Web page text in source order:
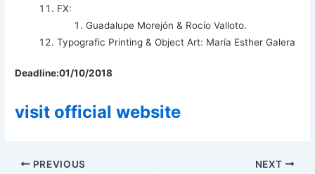
FX:
Guadalupe Morejón & Rocío Valloto.
Typografic Printing & Object Art: María Esther Galera
Deadline:01/10/2018
visit official website
PREVIOUS NEXT